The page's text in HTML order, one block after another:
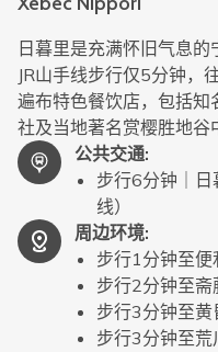
日暮里是充满怀旧气息
JR山手线步行仅5分钟，
遍布特色餐饮店，包括知
社及当地著名赏樱胜地谷
公共交通:
步行6分钟｜日
线）
周边环境:
步行1分钟至便
步行2分钟至斋
步行3分钟至黄
步行3分钟至荒